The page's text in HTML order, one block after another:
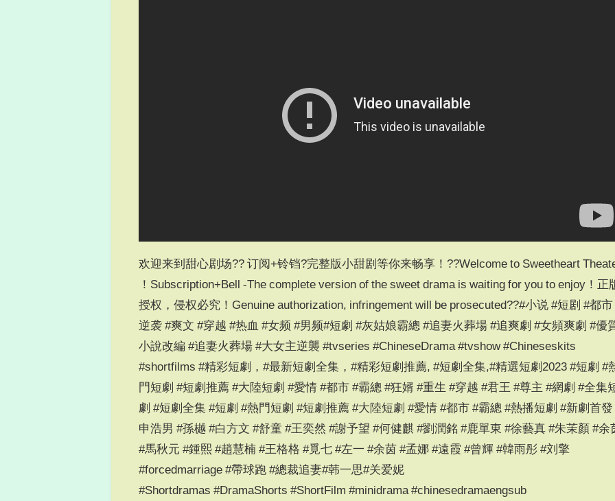
欢迎来到甜心剧场?? 订阅+铃铛?完整版小甜剧等你来畅享！??Welcome to Sweetheart
！Subscription+Bell -The complete version of the sweet drama is waiting for you to enjoy！正
授权，侵权必究！Genuine authorization, infringement will be prosecuted??#小说 #短剧 #都市
逆袭 #爽文 #穿越 #热血 #女频 #男频#短劇 #灰姑娘霸總 #追妻火葬場 #追爽劇 #女頻爽劇 #優
小說改編 #追妻火葬場 #大女主逆襲 #tvseries #ChineseDrama #tvshow #Chineseskits
#shortfilms #精彩短劇，#最新短劇全集，#精彩短劇推薦, #短劇全集,#精選短劇2023 #短劇 #
門短劇 #短劇推薦 #大陸短劇 #愛情 #都市 #霸總 #狂婿 #重生 #穿越 #君王 #尊主 #網劇 #全集
劇 #短劇全集 #短劇 #熱門短劇 #短劇推薦 #大陸短劇 #愛情 #都市 #霸總 #熱播短劇 #新劇首發
申浩男 #孫樾 #白方文 #舒童 #王奕然 #謝予望 #何健麒 #劉潤銘 #鹿單東 #徐藝真 #朱茉顏 #余
#馬秋元 #鍾熙 #趙慧楠 #王格格 #覓七 #左一 #余茵 #孟娜 #遠霞 #曾輝 #韓雨彤 #刘擎
#forcedmarriage #帶球跑 #總裁追妻#韩一思#关爱妮
#Shortdramas #DramaShorts #ShortFilm #minidrama #chinesedramaengsub